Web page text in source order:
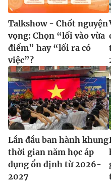
Talkshow - Chốt nguyện
vọng: Chọn “lối vào vừa
điểm” hay “lối ra có
việc”?
Lần đầu ban hành khung
thời gian năm học áp
dụng ổn định từ 2026-
2027